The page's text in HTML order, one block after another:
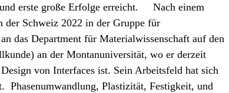
erste große Erfolge erreicht. Nach einem
der Schweiz 2022 in der Gruppe für
das Department für Materialwissenschaft auf den
an der Montanuniversität, wo er derzeit
von Interfaces ist. Sein Arbeitsfeld hat sich
Phasenumwandlung, Plastizität, Festigkeit, und